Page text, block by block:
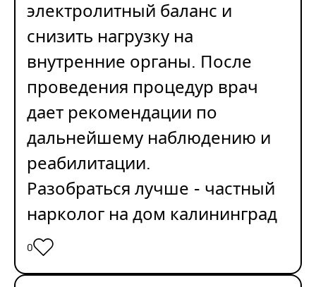
электролитный баланс и
снизить нагрузку на
внутренние органы. После
проведения процедур врач
дает рекомендации по
дальнейшему наблюдению и
реабилитации.
Разобраться лучше - частный
нарколог на дом калининград
0